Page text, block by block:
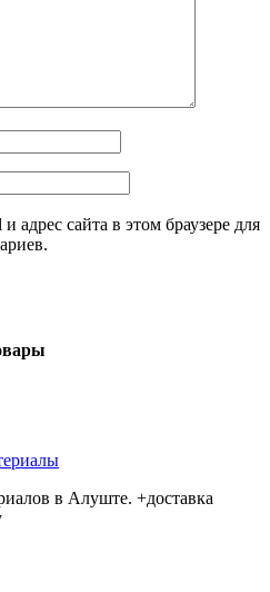
адрес сайта в этом браузере для
в Алуште. +доставка